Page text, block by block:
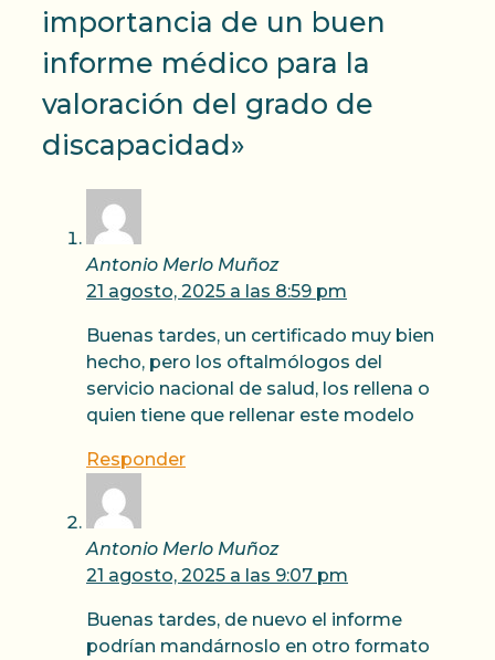
importancia de un buen
informe médico para la
valoración del grado de
discapacidad»
Antonio Merlo Muñoz
21 agosto, 2025 a las 8:59 pm
Buenas tardes, un certificado muy bien
hecho, pero los oftalmólogos del
servicio nacional de salud, los rellena o
quien tiene que rellenar este modelo
Responder
Antonio Merlo Muñoz
21 agosto, 2025 a las 9:07 pm
Buenas tardes, de nuevo el informe
podrían mandárnoslo en otro formato